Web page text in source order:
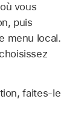
vous
puis
menu local.
faites-le